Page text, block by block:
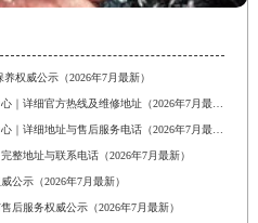
权威公示（2026年7月最新）
整地址与联系电话（2026年7月最新）
公示（2026年7月最新）
后服务权威公示（2026年7月最新）